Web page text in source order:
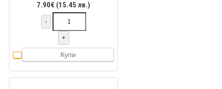
7.90€ (15.45 лв.)
-
+
Купи